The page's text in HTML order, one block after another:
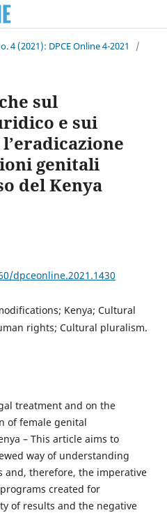
4 (2021): DPCE Online 4-2021
/
sul
e sui
genitali
del Kenya
dpceonline.2021.1430
Kenya; Cultural
rights; Cultural pluralism.
treatment and on the
of female genital
– This article aims to
way of understanding
and, therefore, the imperative
created for
of results and the negative